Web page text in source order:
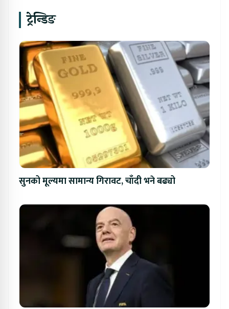
ट्रेन्डिङ
सुनको मूल्यमा सामान्य गिरावट, चाँदी भने बढ्यो